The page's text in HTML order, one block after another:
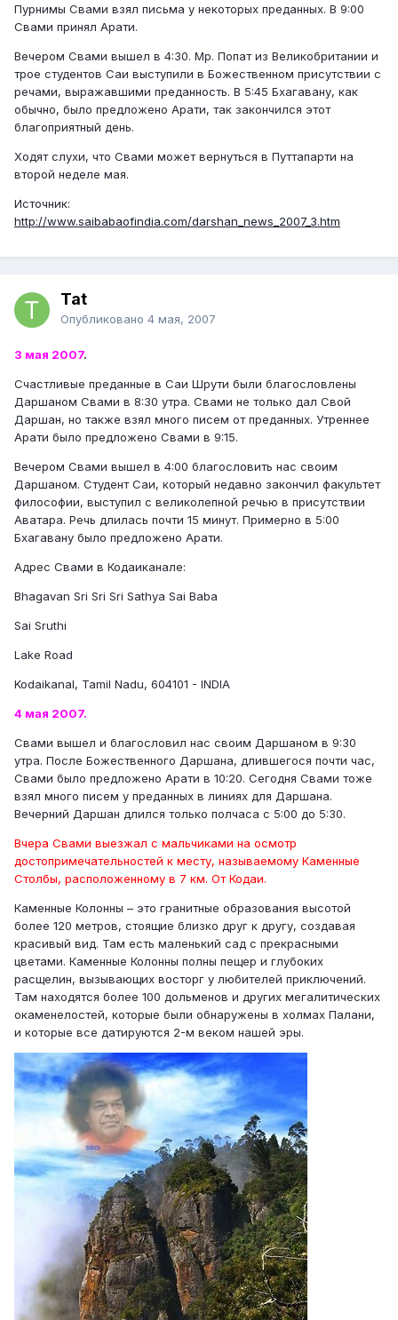
Пурнимы Свами взял письма у некоторых преданных. В 9:00
Свами принял Арати.
Вечером Свами вышел в 4:30. Мр. Попат из Великобритании и
трое студентов Саи выступили в Божественном присутствии с
речами, выражавшими преданность. В 5:45 Бхагавану, как
обычно, было предложено Арати, так закончился этот
благоприятный день.
Ходят слухи, что Свами может вернуться в Путтапарти на
второй неделе мая.
Источник:
http://www.saibabaofindia.com/darshan_news_2007_3.htm
Tat
Опубликовано 4 мая, 2007
3 мая 2007.
Счастливые преданные в Саи Шрути были благословлены
Даршаном Свами в 8:30 утра. Свами не только дал Свой
Даршан, но также взял много писем от преданных. Утреннее
Арати было предложено Свами в 9:15.
Вечером Свами вышел в 4:00 благословить нас своим
Даршаном. Студент Саи, который недавно закончил факультет
философии, выступил с великолепной речью в присутствии
Аватара. Речь длилась почти 15 минут. Примерно в 5:00
Бхагавану было предложено Арати.
Адрес Свами в Кодаиканале:
Bhagavan Sri Sri Sri Sathya Sai Baba
Sai Sruthi
Lake Road
Kodaikanal, Tamil Nadu, 604101 - INDIA
4 мая 2007.
Свами вышел и благословил нас своим Даршаном в 9:30
утра. После Божественного Даршана, длившегося почти час,
Свами было предложено Арати в 10:20. Сегодня Свами тоже
взял много писем у преданных в линиях для Даршана.
Вечерний Даршан длился только полчаса с 5:00 до 5:30.
Вчера Свами выезжал с мальчиками на осмотр
достопримечательностей к месту, называемому Каменные
Столбы, расположенному в 7 км. От Кодаи.
Каменные Колонны – это гранитные образования высотой
более 120 метров, стоящие близко друг к другу, создавая
красивый вид. Там есть маленький сад с прекрасными
цветами. Каменные Колонны полны пещер и глубоких
расщелин, вызывающих восторг у любителей приключений.
Там находятся более 100 дольменов и других мегалитических
окаменелостей, которые были обнаружены в холмах Палани,
и которые все датируются 2-м веком нашей эры.